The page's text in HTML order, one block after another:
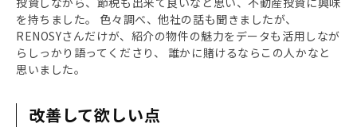
を持ちました。 色々調べ、他社の話も聞きましたが、
RENOSYさんだけが、紹介の物件の魅力をデータも活用しなが
らしっかり語ってくださり、 誰かに賭けるならこの人かなと
思いました。
改善して欲しい点